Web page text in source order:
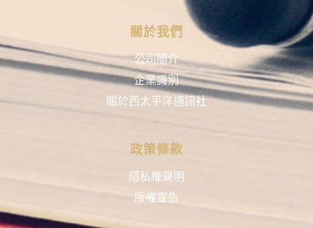
關於我們
公司簡介
企業識別
關於西太平洋通訊社
政策條款
隱私權聲明
版權宣告